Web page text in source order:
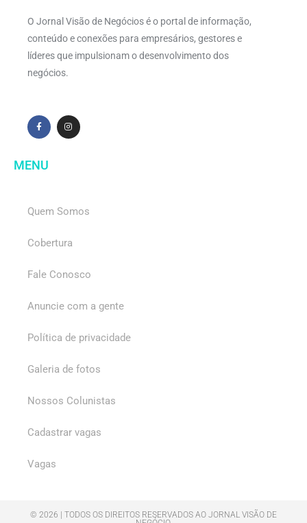
O Jornal Visão de Negócios é o portal de informação,
conteúdo e conexões para empresários, gestores e
líderes que impulsionam o desenvolvimento dos
negócios.
MENU
Quem Somos
Cobertura
Fale Conosco
Anuncie com a gente
Política de privacidade
Galeria de fotos
Nossos Colunistas
Cadastrar vagas
Vagas
© 2026 | TODOS OS DIREITOS RESERVADOS AO JORNAL VISÃO DE